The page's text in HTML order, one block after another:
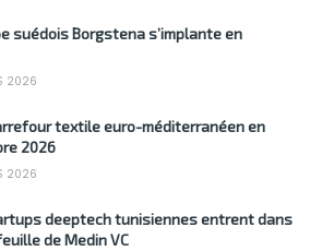
suédois Borgstena s’implante en
2026
textile euro-méditerranéen en
2026
2026
deeptech tunisiennes entrent dans
de Medin VC